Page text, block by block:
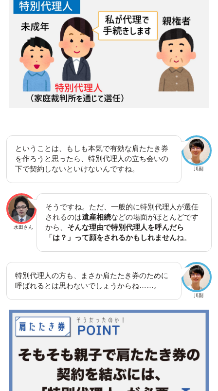
川副
ということは、もしも本気で有効な肩たたき券
を作ろうと思ったら、特別代理人の立ち会いの
下で契約しないといけないんですね。
水田さん
そうですね。ただ、一般的に特別代理人が選任
されるのは遺産相続などの場面がほとんどです
から、 そんな理由で特別代理人を呼んだら
「は？」って顔をされるかもしれませんね。
川副
特別代理人の方も、まさか肩たたき券のために
呼ばれるとは思わないでしょうからね……。